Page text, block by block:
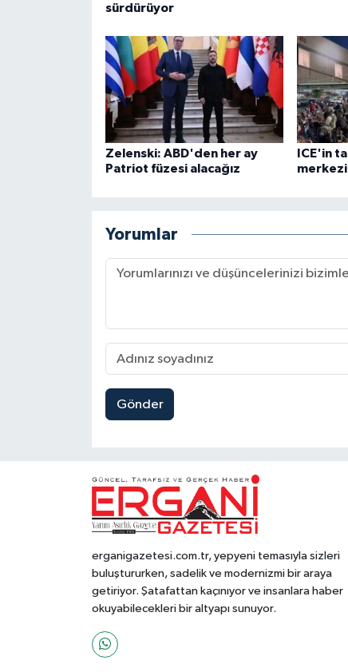
sürdürüyor
Zelenski: ABD'den her ay
Patriot füzesi alacağız
ICE'in
Yorumlar
Gönder
erganigazetesi.com.tr, yepyeni temasıyla sizleri
buluştururken, sadelik ve modernizmi bir araya
getiriyor. Şatafattan kaçınıyor ve insanlara haber
okuyabilecekleri bir altyapı sunuyor.